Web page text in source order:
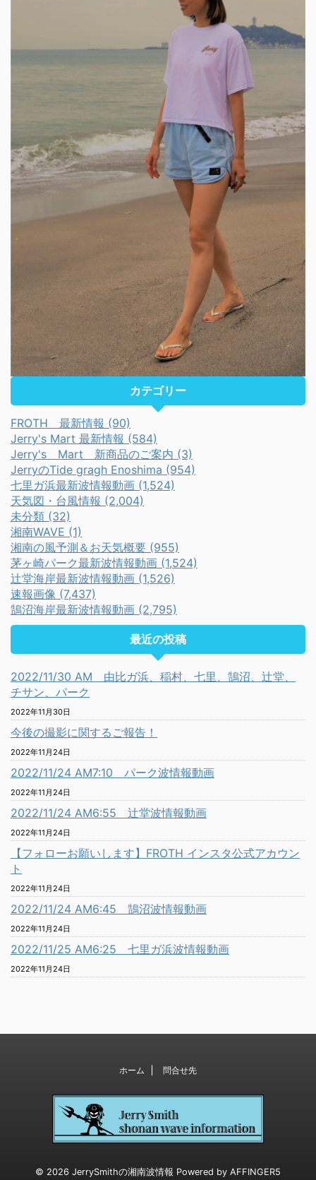
カテゴリー
FROTH 最新情報 (90)
Jerry's Mart 最新情報 (584)
Jerry's Mart 新商品のご案内 (3)
JerryのTide gragh Enoshima (954)
七里ガ浜最新波情報動画 (1,524)
天気図・台風情報 (2,004)
未分類 (32)
湘南WAVE (1)
湘南の風予測＆お天気概要 (955)
茅ヶ崎パーク最新波情報動画 (1,524)
辻堂海岸最新波情報動画 (1,526)
速報画像 (7,437)
鵠沼海岸最新波情報動画 (2,795)
最近の投稿
2022/11/30 AM 由比ガ浜、稲村、七里、鵠沼、辻堂、
チサン、パーク
2022年11月30日
今後の撮影に関するご報告！
2022年11月24日
2022/11/24 AM7:10 パーク波情報動画
2022年11月24日
2022/11/24 AM6:55 辻堂波情報動画
2022年11月24日
【フォローお願いします】FROTH インスタ公式アカウン
ト
2022年11月24日
2022/11/24 AM6:45 鵠沼波情報動画
2022年11月24日
2022/11/25 AM6:25 七里ガ浜波情報動画
2022年11月24日
ホーム 問合せ先
© 2026 JerrySmithの湘南波情報 Powered by AFFINGER5